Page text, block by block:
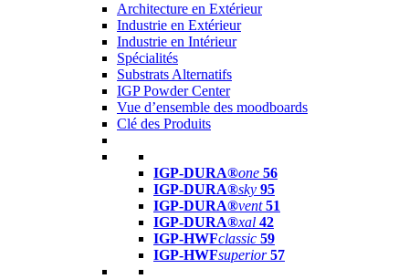
Architecture en Extérieur
Industrie en Extérieur
Industrie en Intérieur
Spécialités
Substrats Alternatifs
IGP Powder Center
Vue d’ensemble des moodboards
Clé des Produits
IGP-DURA®one 56
IGP-DURA®sky 95
IGP-DURA®vent 51
IGP-DURA®xal 42
IGP-HWFclassic 59
IGP-HWFsuperior 57